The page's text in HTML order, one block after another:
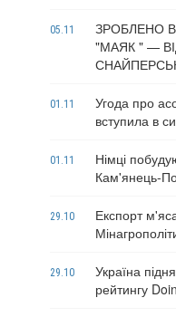
05.11
ЗРОБЛЕНО В
"МАЯК " —
01.11
Угода про
вступила в
01.11
Німці
Кам'янець-
29.10
Експорт
29.10
Україна
рейтингу